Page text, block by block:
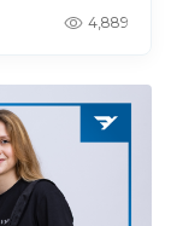
4,889